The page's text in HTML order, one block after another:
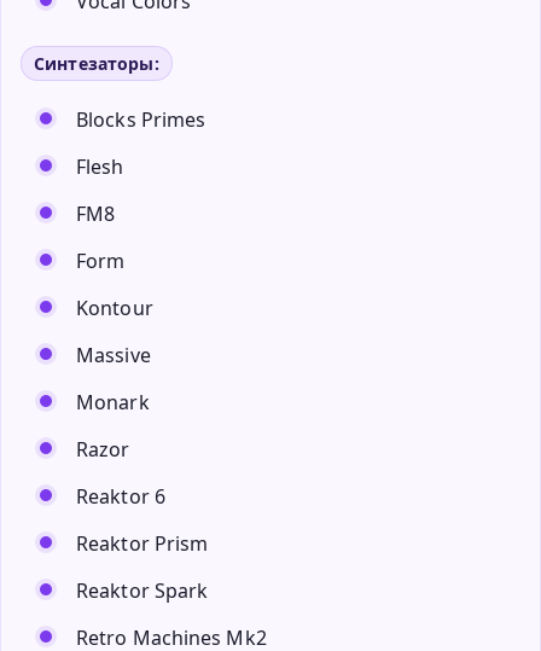
Синтезаторы:
Blocks Primes
Flesh
FM8
Form
Kontour
Massive
Monark
Razor
Reaktor 6
Reaktor Prism
Reaktor Spark
Retro Machines Mk2